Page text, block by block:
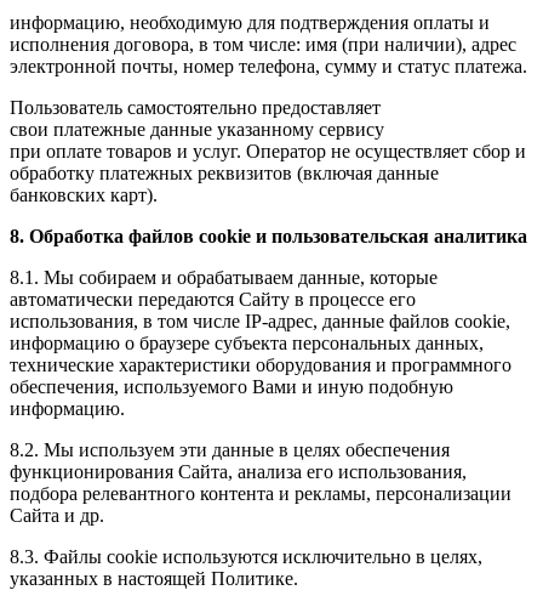
информацию, необходимую для подтверждения оплаты и
исполнения договора, в том числе: имя (при наличии), адрес
электронной почты, номер телефона, сумму и статус платежа.
Пользователь самостоятельно предоставляет
свои платежные данные указанному сервису
при оплате товаров и услуг. Оператор не осуществляет сбор и
обработку платежных реквизитов (включая данные
банковских карт).
8. Обработка файлов cookie и пользовательская аналитика
8.1. Мы собираем и обрабатываем данные, которые
автоматически передаются Сайту в процессе его
использования, в том числе IP-адрес, данные файлов cookie,
информацию о браузере субъекта персональных данных,
технические характеристики оборудования и программного
обеспечения, используемого Вами и иную подобную
информацию.
8.2. Мы используем эти данные в целях обеспечения
функционирования Сайта, анализа его использования,
подбора релевантного контента и рекламы, персонализации
Сайта и др.
8.3. Файлы cookie используются исключительно в целях,
указанных в настоящей Политике.